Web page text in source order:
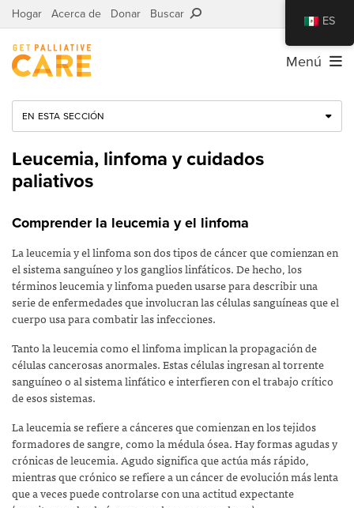
Hogar Acerca de Donar Buscar
Menú
EN ESTA SECCIÓN
Leucemia, linfoma y cuidados
paliativos
Comprender la leucemia y el linfoma
La leucemia y el linfoma son dos tipos de cáncer que comienzan en
el sistema sanguíneo y los ganglios linfáticos. De hecho, los
términos leucemia y linfoma pueden usarse para describir una
serie de enfermedades que involucran las células sanguíneas que el
cuerpo usa para combatir las infecciones.
Tanto la leucemia como el linfoma implican la propagación de
células cancerosas anormales. Estas células ingresan al torrente
sanguíneo o al sistema linfático e interfieren con el trabajo crítico
de esos sistemas.
La leucemia se refiere a cánceres que comienzan en los tejidos
formadores de sangre, como la médula ósea. Hay formas agudas y
crónicas de leucemia. Agudo significa que actúa más rápido,
mientras que crónico se refiere a un cáncer de evolución más lenta
que a veces puede controlarse con una actitud expectante
ES